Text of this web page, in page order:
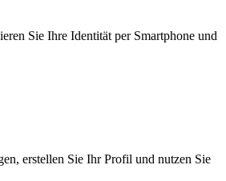
Sie Ihre Identität per Smartphone und
erstellen Sie Ihr Profil und nutzen Sie